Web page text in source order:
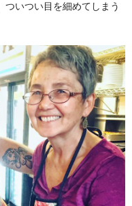
ついつい目を細めてしまう